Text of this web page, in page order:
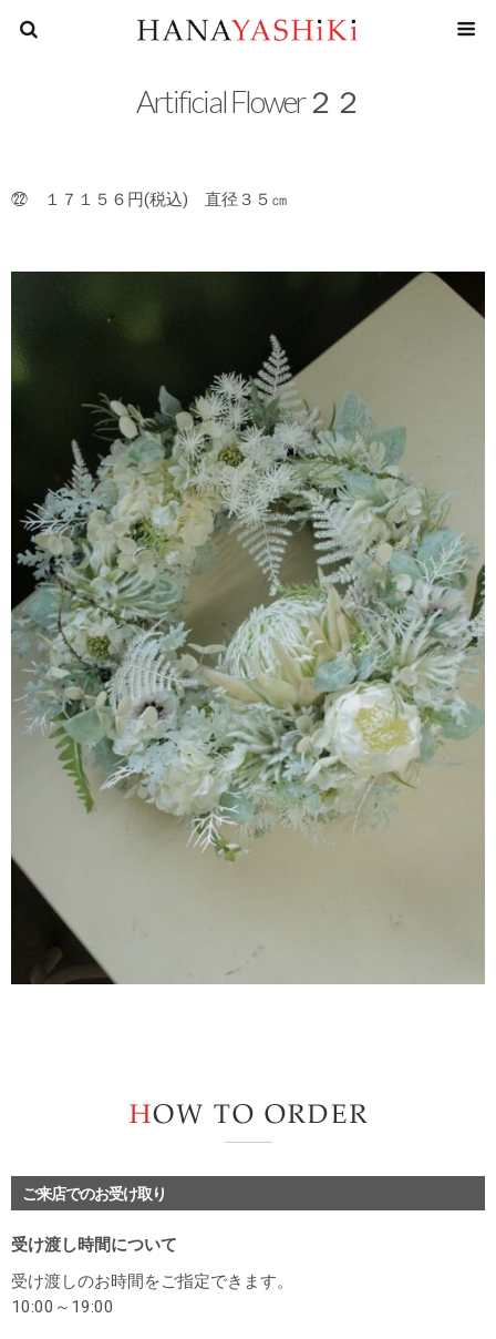
花屋四季
Artificial Flower２２
㉒ １７１５６円(税込) 直径３５㎝
ご来店でのお受け取り
受け渡し時間について
受け渡しのお時間をご指定できます。
10:00～19:00